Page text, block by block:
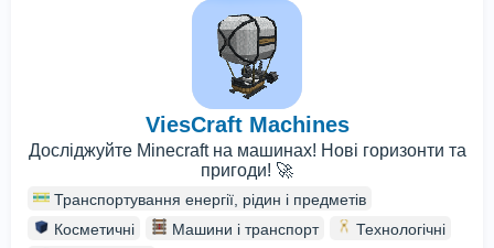
ViesCraft Machines
Досліджуйте Minecraft на машинах! Нові горизонти та
пригоди! 🚀
Транспортування енергії, рідин і предметів
Косметичні
Машини і транспорт
Технологічні